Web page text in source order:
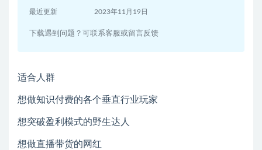
最近更新 2023年11月19日
下载遇到问题？可联系客服或留言反馈
适合人群
想做知识付费的各个垂直行业玩家
想突破盈利模式的野生达人
想做直播带货的网红